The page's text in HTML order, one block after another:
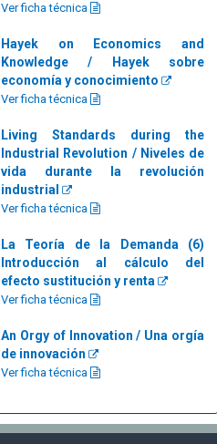
Ver ficha técnica
Hayek on Economics and
Knowledge / Hayek sobre
economía y conocimiento
Ver ficha técnica
Living Standards during the
Industrial Revolution / Niveles de
vida durante la revolución
industrial
Ver ficha técnica
La Teoría de la Demanda (6)
Introducción al cálculo del
efecto sustitución y renta
Ver ficha técnica
An Orgy of Innovation / Una orgía
de innovación
Ver ficha técnica